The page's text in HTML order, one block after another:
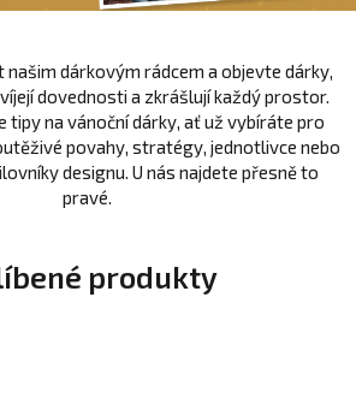
našim dárkovým rádcem a objevte dárky,
dovednosti a zkrášlují každý prostor.
tipy na vánoční dárky, ať už vybíráte pro
povahy, stratégy, jednotlivce nebo
designu. U nás najdete přesně to
pravé.
produkty